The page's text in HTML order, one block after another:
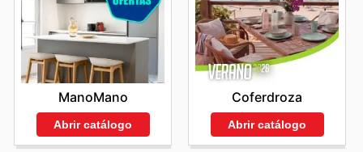
ManoMano
Abrir catálogo
Coferdroza
Abrir catálogo